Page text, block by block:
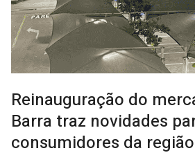
Reinauguração do
Barra traz novidades
consumidores da região